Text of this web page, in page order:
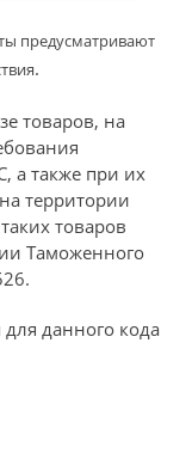
предусматривают
.
товаров, на
а также при их
территории
товаров
Таможенного
данного кода